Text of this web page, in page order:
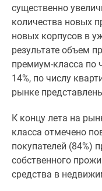
Подмосковья
комнатные
комнатные
комнатные
Квартиры
карте
Ипотечный
существенно
количества новых
новых корпусов в
результате объем
премиум-класса по
14%, по числу
рынке
К концу лета на
класса отмечено
покупателей (84%)
собственного
средства в